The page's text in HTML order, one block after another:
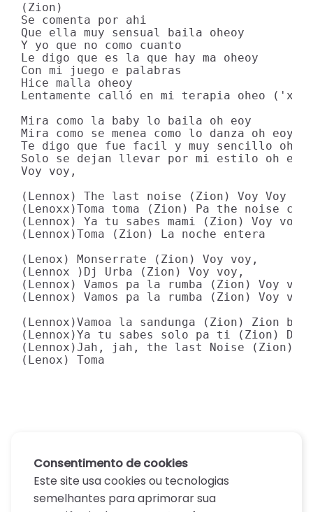
(Zion)
Se comenta por ahi
Que ella muy sensual baila oheoy
Y yo que no como cuanto
Le digo que es la que hay ma oheoy
Con mi juego e palabras
Hice malla oheoy
Lentamente calló en mi terapia oheo ('x
Mira como la baby lo baila oh eoy
Mira como se menea como lo danza oh eoy
Te digo que fue facil y muy sencillo oh
Solo se dejan llevar por mi estilo oh eoy
Voy voy,
(Lennox) The last noise (Zion) Voy Voy
(Lenoxx)Toma toma (Zion) Pa the noise
(Lennox) Ya tu sabes mami (Zion) Voy voy,
(Lennox)Toma (Zion) La noche entera
(Lenox) Monserrate (Zion) Voy voy,
(Lennox )Dj Urba (Zion) Voy voy,
(Lennox) Vamos pa la rumba (Zion) Voy
(Lennox) Vamos pa la rumba (Zion) Voy voy
(Lennox)Vamoa la sandunga (Zion) Zion
(Lennox)Ya tu sabes solo pa ti (Zion) Dj
(Lennox)Jah, jah, the last Noise (Zion)
(Lenox) Toma
Consentimento de cookies
Este site usa cookies ou tecnologias
semelhantes para aprimorar sua